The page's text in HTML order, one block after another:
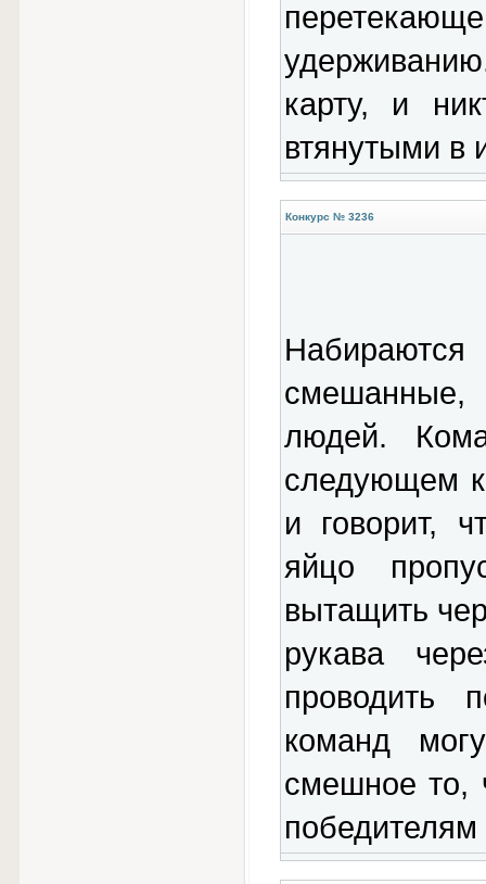
карту, и
втянутыми в
Конкурс № 3236
смешанные,
людей.
следующем
и говорит,
яйцо
вытащить
рукава
проводить
команд
смешное то,
победителям